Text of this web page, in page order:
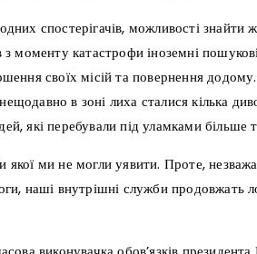
спостерігачів, можливості знайти
моменту катастрофи іноземні
своїх місій та повернення
в зоні лиха сталися кілька
які перебували під уламками більше
ми не могли уявити. Проте,
наші внутрішні служби продовжать